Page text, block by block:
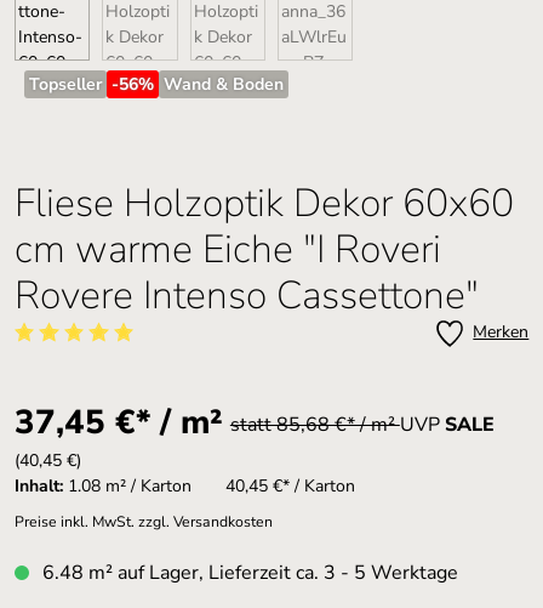
Topseller -56% Wand & Boden
Fliese Holzoptik Dekor 60x60
cm warme Eiche "I Roveri
Rovere Intenso Cassettone"
Merken
37,45 €* / m² statt 85,68 €* / m²UVPSALE
(40,45 €)
Inhalt: 1.08 m² / Karton 40,45 €* / Karton
Preise inkl. MwSt. zzgl. Versandkosten
6.48 m² auf Lager, Lieferzeit ca. 3 - 5 Werktage